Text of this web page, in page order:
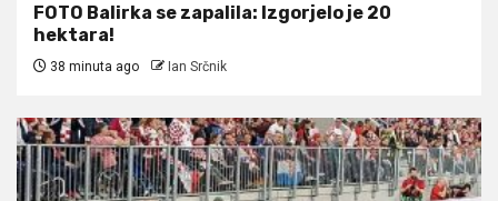
FOTO Balirka se zapalila: Izgorjelo je 20
hektara!
38 minuta ago Ian Srčnik